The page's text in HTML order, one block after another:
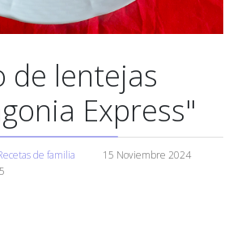
de lentejas
Express"
de familia
15 Noviembre 2024